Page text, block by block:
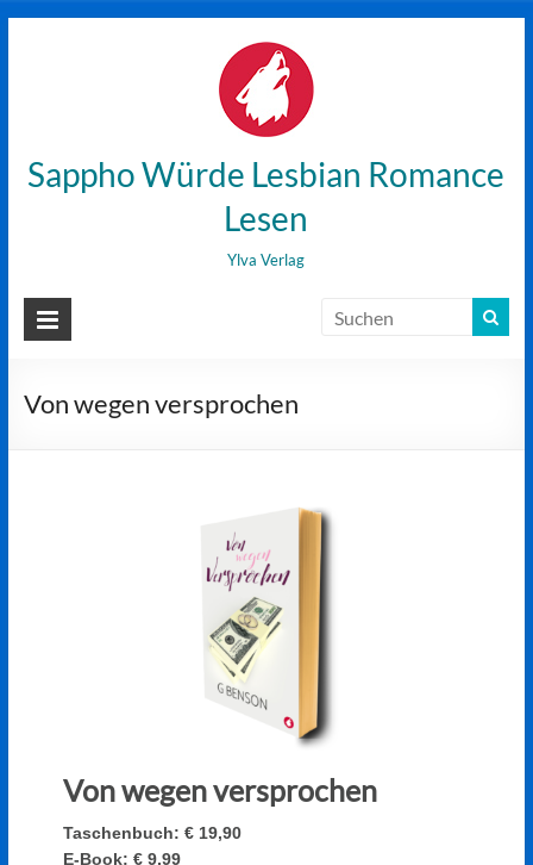
Sappho Würde Lesbian Romance
Lesen
Ylva Verlag
Von wegen versprochen
Von wegen versprochen
Taschenbuch: € 19,90
E-Book: € 9,99